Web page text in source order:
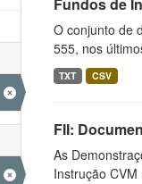
O conjunto de
555, nos
TXT CSV
FII:
As
Instrução